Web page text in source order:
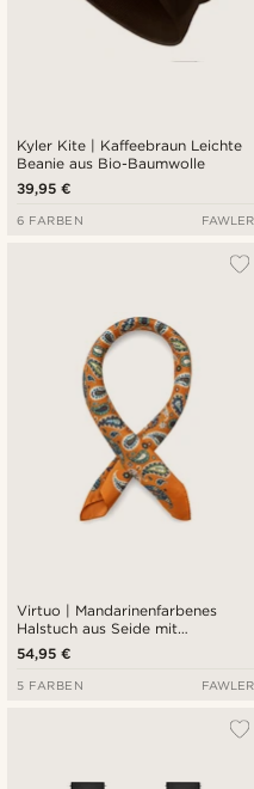
Kyler Kite | Kaffeebraun Leichte
Beanie aus Bio-Baumwolle
39,95 €
6 FARBEN FAWLER
Virtuo | Mandarinenfarbenes
Halstuch aus Seide mit
Paisleymuster
54,95 €
5 FARBEN FAWLER